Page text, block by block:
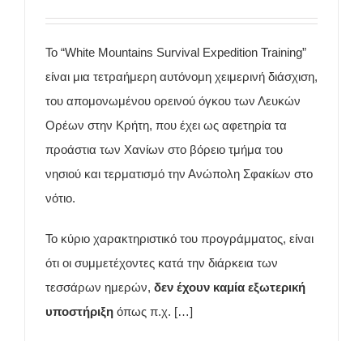
Το “White Mountains Survival Expedition Training”
είναι μια τετραήμερη αυτόνομη χειμερινή διάσχιση,
του απομονωμένου ορεινού όγκου των Λευκών
Ορέων στην Κρήτη, που έχει ως αφετηρία τα
προάστια των Χανίων στο βόρειο τμήμα του
νησιού και τερματισμό την Ανώπολη Σφακίων στο
νότιο.
Το κύριο χαρακτηριστικό του προγράμματος, είναι
ότι οι συμμετέχοντες κατά την διάρκεια των
τεσσάρων ημερών, δεν έχουν καμία εξωτερική
υποστήριξη όπως π.χ. […]